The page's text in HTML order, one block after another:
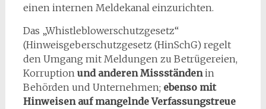
einen internen Meldekanal einzurichten.
Das „Whistleblowerschutzgesetz“
(Hinweisgeberschutzgesetz (HinSchG) regelt
den Umgang mit Meldungen zu Betrügereien,
Korruption und anderen Missständenin
Behörden und Unternehmen; ebenso mit
Hinweisen auf mangelnde Verfassungstreue